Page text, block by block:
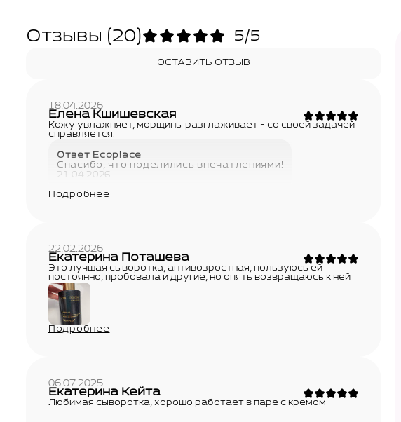
Отзывы (20) 5/5
ОСТАВИТЬ ОТЗЫВ
18.04.2026
Елена Кшишевская
Кожу увлажняет, морщины разглаживает - со своей задачей
справляется.
Ответ Ecoplace
Спасибо, что поделились впечатлениями!
21.04.2026
Подробнее
22.02.2026
Екатерина Поташева
Это лучшая сыворотка, антивозростная, пользуюсь ей
постоянно, пробовала и другие, но опять возвращаюсь к ней
Подробнее
06.07.2025
Екатерина Кейта
Любимая сыворотка, хорошо работает в паре с кремом